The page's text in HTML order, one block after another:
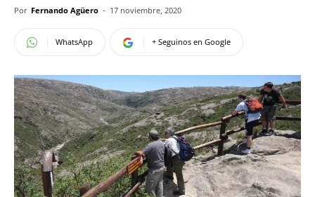
Por Fernando Agüero - 17 noviembre, 2020
WhatsApp + Seguinos en Google